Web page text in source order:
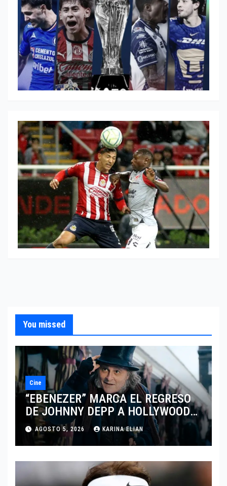
You missed
Cine
“EBENEZER” MARCA EL REGRESO
DE JOHNNY DEPP A HOLLYWOOD
TRAS SU PASO POR EL CINE
INDEPENDIENTE EUROPEO
AGOSTO 5, 2026 KARINA ELIAN